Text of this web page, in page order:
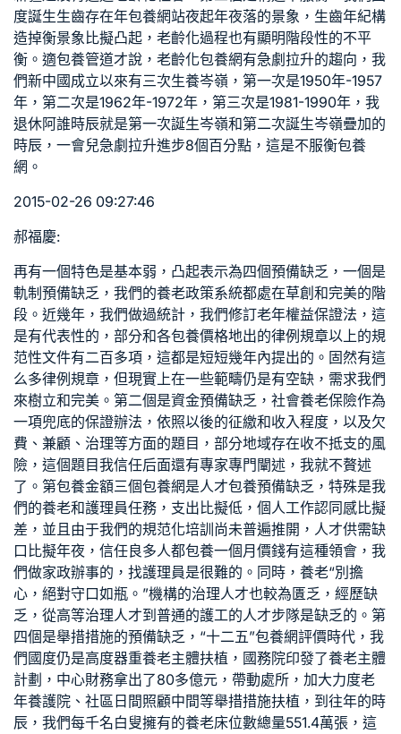
度誕生生齒存在年包養網站夜起年夜落的景象，生齒年紀構
造掉衡景象比擬凸起，老齡化過程也有顯明階段性的不平
衡。適包養管道才說，老齡化包養網有急劇拉升的趨向，我
們新中國成立以來有三次生養岑嶺，第一次是1950年-1957
年，第二次是1962年-1972年，第三次是1981-1990年，我
退休阿誰時辰就是第一次誕生岑嶺和第二次誕生岑嶺疊加的
時辰，一會兒急劇拉升進步8個百分點，這是不服衡包養
網 。
2015-02-26 09:27:46
郝福慶:
再有一個特色是基本弱，凸起表示為四個預備缺乏，一個是
軌制預備缺乏，我們的養老政策系統都處在草創和完美的階
段。近幾年，我們做過統計，我們修訂老年權益保證法，這
是有代表性的，部分和各包養價格地出的律例規章以上的規
范性文件有二百多項，這都是短短幾年內提出的。固然有這
么多律例規章，但現實上在一些範疇仍是有空缺，需求我們
來樹立和完美。第二個是資金預備缺乏，社會養老保險作為
一項兜底的保證辦法，依照以後的征繳和收入程度，以及欠
費、兼顧、治理等方面的題目，部分地域存在收不抵支的風
險，這個題目我信任后面還有專家專門闡述，我就不贅述
了。第包養金額三個包養網是人才包養預備缺乏，特殊是我
們的養老和護理員任務，支出比擬低，個人工作認同感比擬
差，並且由于我們的規范化培訓尚未普遍推開，人才供需缺
口比擬年夜，信任良多人都包養一個月價錢有這種領會，我
們做家政辦事的，找護理員是很難的。同時，養老“別擔
心，絕對守口如瓶。”機構的治理人才也較為匱乏，經歷缺
乏，從高等治理人才到普通的護工的人才步隊是缺乏的。第
四個是舉措措施的預備缺乏，“十二五”包養網評價時代，我
們國度仍是高度器重養老主體扶植，國務院印發了養老主體
計劃，中心財務拿出了80多億元，帶動處所，加大力度老
年養護院、社區日間照顧中間等舉措措施扶植，到往年的時
辰，我們每千名白叟擁有的養老床位數總量551.4萬張，這